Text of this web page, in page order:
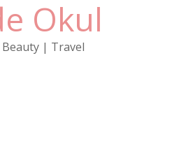
Okul
| Travel